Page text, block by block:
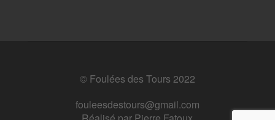
© Foulées des Tours 2022
fouleesdestours@gmail.com